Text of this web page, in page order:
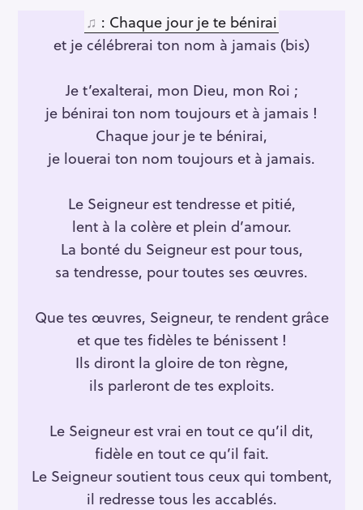
♫ : Chaque jour je te bénirai
et je célébrerai ton nom à jamais (bis)
Je t’exalterai, mon Dieu, mon Roi ;
je bénirai ton nom toujours et à jamais !
Chaque jour je te bénirai,
je louerai ton nom toujours et à jamais.
Le Seigneur est tendresse et pitié,
lent à la colère et plein d’amour.
La bonté du Seigneur est pour tous,
sa tendresse, pour toutes ses œuvres.
Que tes œuvres, Seigneur, te rendent grâce
et que tes fidèles te bénissent !
Ils diront la gloire de ton règne,
ils parleront de tes exploits.
Le Seigneur est vrai en tout ce qu’il dit,
fidèle en tout ce qu’il fait.
Le Seigneur soutient tous ceux qui tombent,
il redresse tous les accablés.